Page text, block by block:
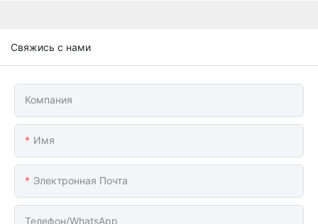
Свяжись с нами
Компания
Имя
Электронная Почта
Телефон/WhatsApp